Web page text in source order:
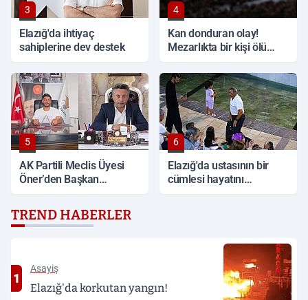
3
Elazığ'da ihtiyaç
sahiplerine dev destek
4
Kan donduran olay!
Mezarlıkta bir kişi ölü
5
AK Partili Meclis Üyesi
Öner’den Başkan
6
Elazığ'da ustasının bir
cümlesi hayatını
TREND HABERLER
1
Asayiş
Elazığ'da korkutan yangın!